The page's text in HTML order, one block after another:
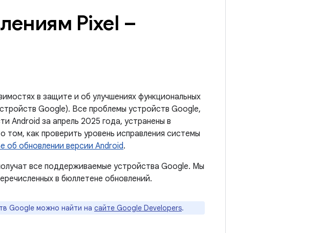
Pixel –
в защите и об улучшениях функциональных
Google). Все проблемы устройств Google,
Android за апрель 2025 года, устранены в
как проверить уровень исправления системы
об обновлении версии Android.
все поддерживаемые устройства Google. Мы
в бюллетене обновлений.
Google можно найти на сайте Google Developers.